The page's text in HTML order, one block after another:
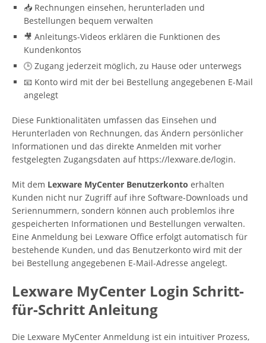
📥 Rechnungen einsehen, herunterladen und
Bestellungen bequem verwalten
🎥 Anleitungs-Videos erklären die Funktionen des
Kundenkontos
🕒 Zugang jederzeit möglich, zu Hause oder unterwegs
📧 Konto wird mit der bei Bestellung angegebenen E-Mail
angelegt
Diese Funktionalitäten umfassen das Einsehen und
Herunterladen von Rechnungen, das Ändern persönlicher
Informationen und das direkte Anmelden mit vorher
festgelegten Zugangsdaten auf https://lexware.de/login.
Mit dem Lexware MyCenter Benutzerkonto erhalten
Kunden nicht nur Zugriff auf ihre Software-Downloads und
Seriennummern, sondern können auch problemlos ihre
gespeicherten Informationen und Bestellungen verwalten.
Eine Anmeldung bei Lexware Office erfolgt automatisch für
bestehende Kunden, und das Benutzerkonto wird mit der
bei Bestellung angegebenen E-Mail-Adresse angelegt.
Lexware MyCenter Login Schritt-
für-Schritt Anleitung
Die Lexware MyCenter Anmeldung ist ein intuitiver Prozess,